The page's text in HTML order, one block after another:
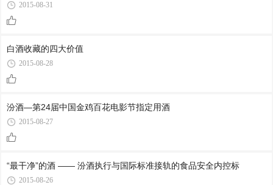
2015-08-31
白酒收藏的四大价值
2015-08-28
汾酒—第24届中国金鸡百花电影节指定用酒
2015-08-27
“最干净”的酒 —— 汾酒执行与国际标准接轨的食品安全内控标
2015-08-26